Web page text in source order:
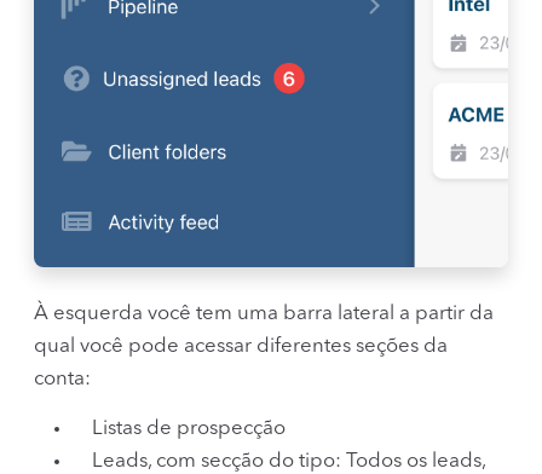
À esquerda você tem uma barra lateral a partir da
qual você pode acessar diferentes seções da
conta:
Listas de prospecção
Leads, com secção do tipo: Todos os leads,